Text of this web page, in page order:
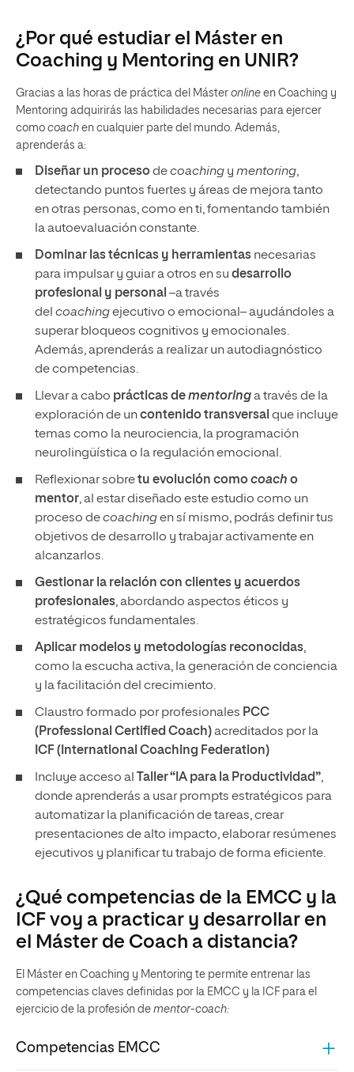
¿Por qué estudiar el Máster en
Coaching y Mentoring en UNIR?
Gracias a las horas de práctica del Máster online en Coaching y
Mentoring adquirirás las habilidades necesarias para ejercer
como coach en cualquier parte del mundo. Además,
aprenderás a:
Diseñar un procesodecoaching y mentoring,
detectando puntos fuertes y áreas de mejora tanto
en otras personas, como en ti, fomentando también
la autoevaluación constante.
Dominar las técnicas y herramientas necesarias
para impulsar y guiar a otros en su desarrollo
profesional y personal –a través
del coachingejecutivo o emocional– ayudándoles a
superar bloqueos cognitivos y emocionales.
Además, aprenderás a realizar un autodiagnóstico
de competencias.
Llevar a cabo prácticas dementoringa través de la
exploración de uncontenido transversal que incluye
temas como la neurociencia, la programación
neurolingüística o la regulación emocional.
Reflexionar sobretu evolución comocoach o
mentor, al estar diseñado este estudio como un
proceso decoachingen sí mismo, podrás definir tus
objetivos de desarrollo y trabajar activamente en
alcanzarlos.
Gestionar la relación con clientes y acuerdos
profesionales, abordando aspectos éticos y
estratégicos fundamentales.
Aplicar modelos y metodologías reconocidas,
como la escucha activa, la generación de conciencia
y la facilitación del crecimiento.
Claustro formado por profesionales PCC
(Professional Certified Coach)acreditados por la
ICF (International Coaching Federation)
Incluye acceso al Taller “IA para la Productividad”,
donde aprenderás a usar prompts estratégicos para
automatizar la planificación de tareas, crear
presentaciones de alto impacto, elaborar resúmenes
ejecutivos y planificar tu trabajo de forma eficiente.
¿Qué competencias de la EMCC y la
ICF voy a practicar y desarrollar en
el Máster de Coach a distancia?
El Máster en Coaching y Mentoring te permite entrenar las
competencias claves definidas por la EMCC y la ICF para el
ejercicio de la profesión de mentor-coach:
Competencias EMCC